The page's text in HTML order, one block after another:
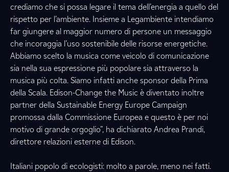
crediamo che si possa legare il tema dell’energia a quello del
rispetto per l’ambiente. Insieme a Legambiente intendiamo
far giungere al maggior numero di persone un messaggio
che incoraggia l’uso sostenibile delle risorse energetiche.
Abbiamo scelto la musica come veicolo di comunicazione
sia nella sua espressione più popolare sia attraverso la
musica più colta. Siamo infatti anche sponsor della Prima
della Scala. Edison-Change the Music è diventato inoltre
partner della Sustainable Energy Europe Campaign
promossa dalla Commissione Europea e questo è per noi
motivo di grande orgoglio”, ha dichiarato Andrea Prandi,
direttore relazioni esterne di Edison.
Italiani popolo di ecologisti: molto a parole, meno nei fatti.